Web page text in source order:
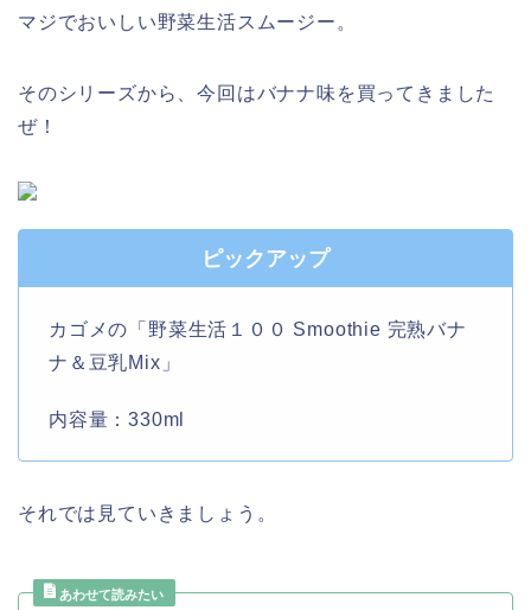
マジでおいしい野菜生活スムージー。
そのシリーズから、今回はバナナ味を買ってきました
ぜ！
ピックアップ
カゴメの「野菜生活１００ Smoothie 完熟バナ
ナ＆豆乳Mix」
内容量：330ml
それでは見ていきましょう。